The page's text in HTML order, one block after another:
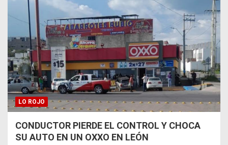
LO ROJO
CONDUCTOR PIERDE EL CONTROL Y CHOCA
SU AUTO EN UN OXXO EN LEÓN